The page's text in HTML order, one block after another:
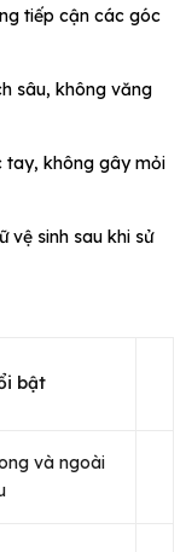
tiếp cận các góc
sâu, không văng
tay, không gây mỏi
vệ sinh sau khi sử
bật
và ngoài